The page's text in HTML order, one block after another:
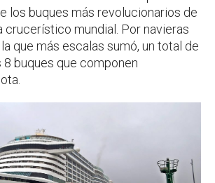
los buques más revolucionarios de
crucerístico mundial. Por navieras
que más escalas sumó, un total de
8 buques que componen